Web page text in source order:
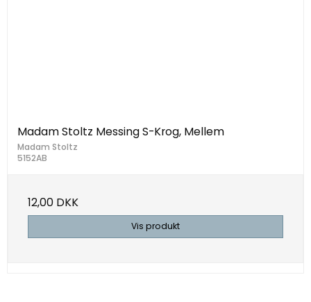
Madam Stoltz Messing S-Krog, Mellem
Madam Stoltz
5152AB
12,00 DKK
Vis produkt